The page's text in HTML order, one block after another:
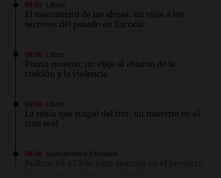
09:00 Libros
El manuscrito de las almas: un viaje a los
secretos del pasado en Escocia
09:00 Libros
Punto muerto: un viaje al abismo de la
traición y la violencia
09:00 Libros
La reina que surgió del frío: un misterio en el
tren real
08:56 Radioinforme 3 Rosario
Pullaro irá a Chile para avanzar en el proyecto